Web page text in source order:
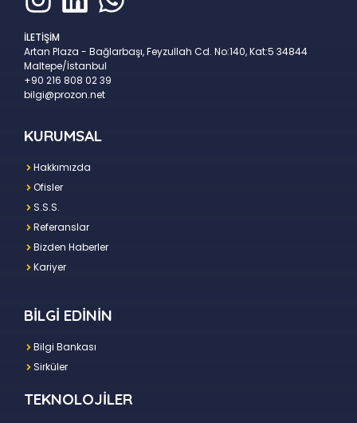
İLETİŞİM
Artan Plaza - Bağlarbaşı, Feyzullah Cd. No:140, Kat:5 34844
Maltepe/İstanbul
+90 216 808 02 39
bilgi@prozon.net
KURUMSAL
Hakkımızda
Ofisler
S.S.S.
Referanslar
Bizden Haberler
Kariyer
BİLGİ EDİNİN
Bilgi Bankası
Sirküler
TEKNOLOJİLER